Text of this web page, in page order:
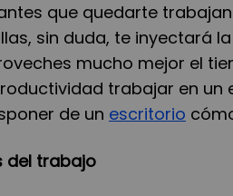
que quedarte
sin duda, te inyectará
mucho mejor el
trabajar en un
de un escritorio
del trabajo